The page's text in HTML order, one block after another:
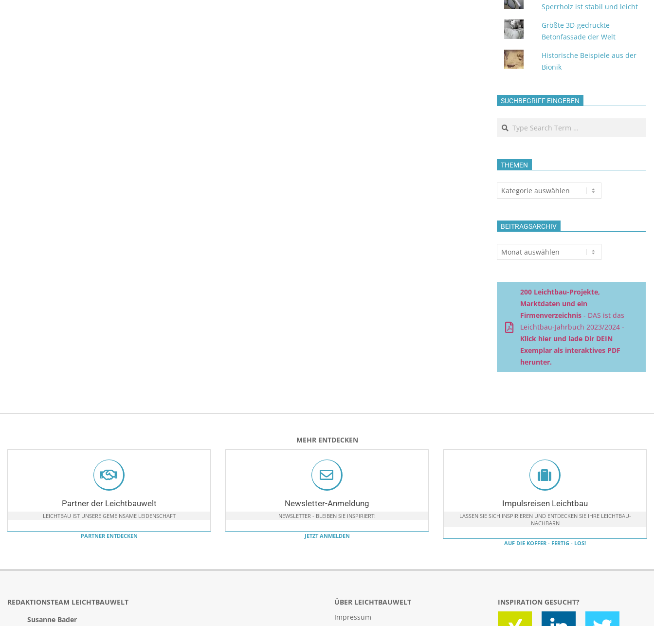
Sperrholz ist stabil und leicht
Größte 3D-gedruckte
Betonfassade der Welt
Historische Beispiele aus der
Bionik
SUCHBEGRIFF EINGEBEN
Search
THEMEN
Themen
BEITRAGSARCHIV
Beitragsarchiv
200 Leichtbau-Projekte,
Marktdaten und ein
Firmenverzeichnis - DAS ist das
Leichtbau-Jahrbuch 2023/2024 -
Klick hier und lade Dir DEIN
Exemplar als interaktives PDF
herunter.
MEHR ENTDECKEN
Partner der Leichtbauwelt
LEICHTBAU IST UNSERE GEMEINSAME LEIDENSCHAFT
PARTNER ENTDECKEN
Newsletter-Anmeldung
NEWSLETTER - BLEIBEN SIE INSPIRIERT!
JETZT ANMELDEN
Impulsreisen Leichtbau
LASSEN SIE SICH INSPIRIEREN UND ENTDECKEN SIE IHRE LEICHTBAU-
NACHBARN
AUF DIE KOFFER - FERTIG - LOS!
REDAKTIONSTEAM LEICHTBAUWELT
Susanne Bader
ÜBER LEICHTBAUWELT
Impressum
INSPIRATION GESUCHT?